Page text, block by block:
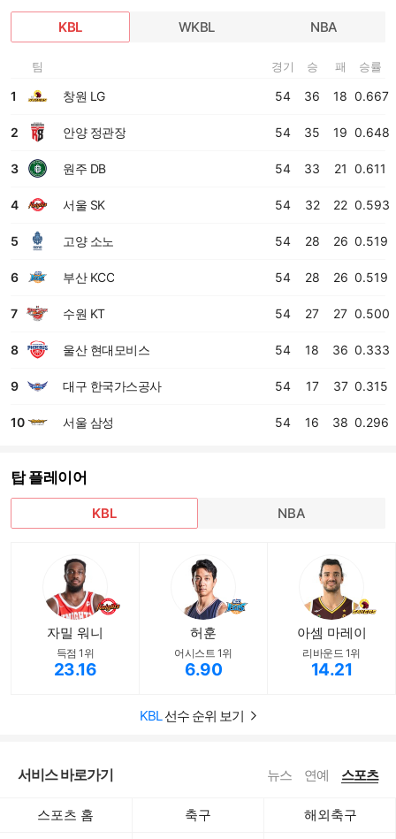
KBL WKBL NBA
팀 경기 승 패 승률
1 창원 LG 54 36 18 0.667
2 안양 정관장 54 35 19 0.648
3 원주 DB 54 33 21 0.611
4 서울 SK 54 32 22 0.593
5 고양 소노 54 28 26 0.519
6 부산 KCC 54 28 26 0.519
7 수원 KT 54 27 27 0.500
8 울산 현대모비스 54 18 36 0.333
9 대구 한국가스공사 54 17 37 0.315
10 서울 삼성 54 16 38 0.296
탑 플레이어
KBL NBA
자밀 워니
득점 1위
23.16
허훈
어시스트 1위
6.90
아셈 마레이
리바운드 1위
14.21
KBL선수 순위 보기
서비스 바로가기 뉴스 연예 스포츠
스포츠 홈 축구 해외축구